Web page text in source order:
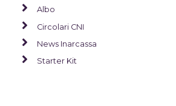
Albo
Circolari CNI
News Inarcassa
Starter Kit